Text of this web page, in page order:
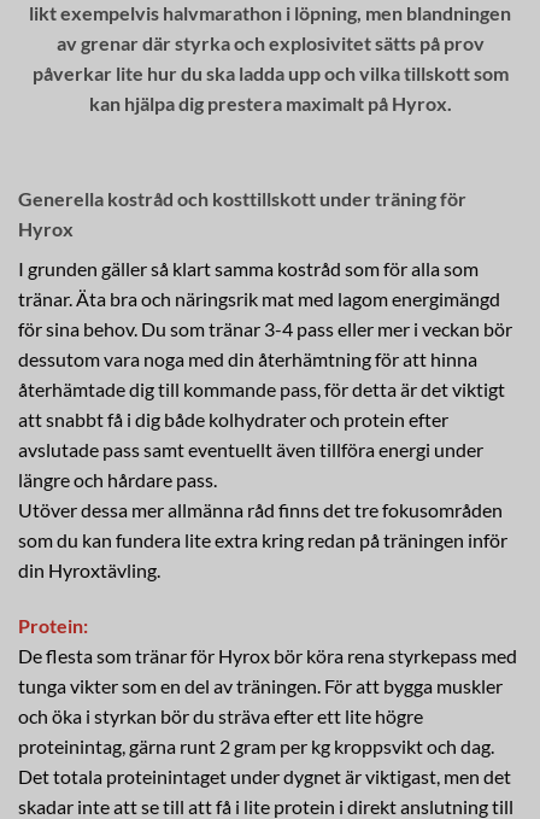
likt exempelvis halvmarathon i löpning, men blandningen
av grenar där styrka och explosivitet sätts på prov
påverkar lite hur du ska ladda upp och vilka tillskott som
kan hjälpa dig prestera maximalt på Hyrox.
Generella kostråd och kosttillskott under träning för
Hyrox
I grunden gäller så klart samma kostråd som för alla som
tränar. Äta bra och näringsrik mat med lagom energimängd
för sina behov. Du som tränar 3-4 pass eller mer i veckan bör
dessutom vara noga med din återhämtning för att hinna
återhämtade dig till kommande pass, för detta är det viktigt
att snabbt få i dig både kolhydrater och protein efter
avslutade pass samt eventuellt även tillföra energi under
längre och hårdare pass.
Utöver dessa mer allmänna råd finns det tre fokusområden
som du kan fundera lite extra kring redan på träningen inför
din Hyroxtävling.
Protein:
De flesta som tränar för Hyrox bör köra rena styrkepass med
tunga vikter som en del av träningen. För att bygga muskler
och öka i styrkan bör du sträva efter ett lite högre
proteinintag, gärna runt 2 gram per kg kroppsvikt och dag.
Det totala proteinintaget under dygnet är viktigast, men det
skadar inte att se till att få i lite protein i direkt anslutning till